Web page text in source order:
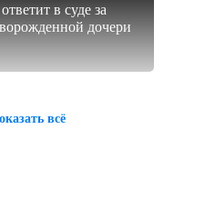
в суде за
дочери
всё